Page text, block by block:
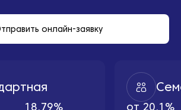
онлайн-заявку
18,79% от 20,1%